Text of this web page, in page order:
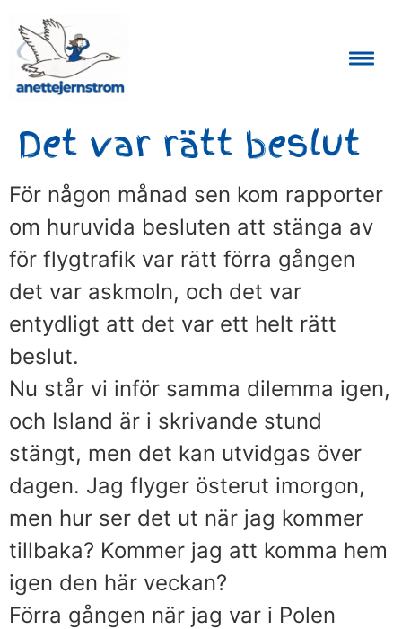
Det var rätt beslut
För någon månad sen kom rapporter
om huruvida besluten att stänga av
för flygtrafik var rätt förra gången
det var askmoln, och det var
entydligt att det var ett helt rätt
beslut.
Nu står vi inför samma dilemma igen,
och Island är i skrivande stund
stängt, men det kan utvidgas över
dagen. Jag flyger österut imorgon,
men hur ser det ut när jag kommer
tillbaka? Kommer jag att komma hem
igen den här veckan?
Förra gången när jag var i Polen